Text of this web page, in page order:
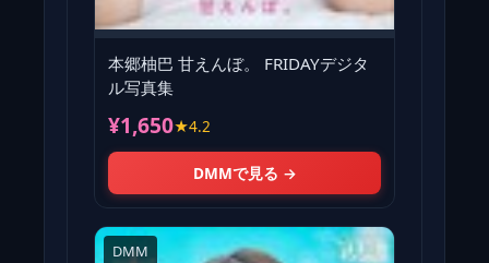
本郷柚巴 甘えんぼ。 FRIDAYデジタ
ル写真集
¥1,650★4.2
DMMで見る →
DMM